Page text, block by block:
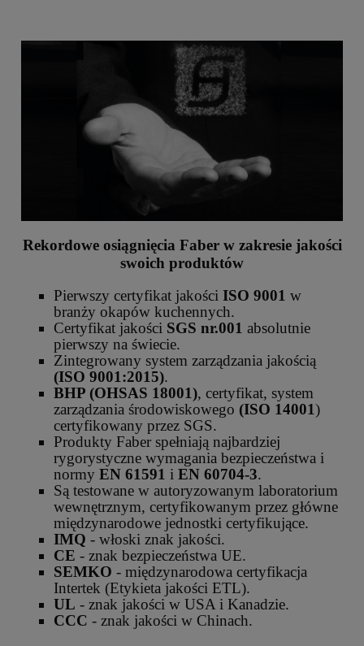
Rekordowe osiągnięcia Faber w zakresie jakości
swoich produktów
Pierwszy certyfikat jakości ISO 9001 w
branży okapów kuchennych.
Certyfikat jakości SGS nr.001 absolutnie
pierwszy na świecie.
Zintegrowany system zarządzania jakością
(ISO 9001:2015).
BHP (OHSAS 18001), certyfikat, system
zarządzania środowiskowego (ISO 14001)
certyfikowany przez SGS.
Produkty Faber spełniają najbardziej
rygorystyczne wymagania bezpieczeństwa i
normy EN 61591 i EN 60704-3.
Są testowane w autoryzowanym laboratorium
wewnętrznym, certyfikowanym przez główne
międzynarodowe jednostki certyfikujące.
IMQ - włoski znak jakości.
CE - znak bezpieczeństwa UE.
SEMKO - międzynarodowa certyfikacja
Intertek (Etykieta jakości ETL).
UL - znak jakości w USA i Kanadzie.
CCC - znak jakości w Chinach.